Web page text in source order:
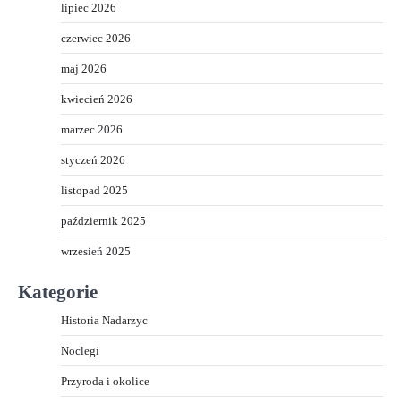
lipiec 2026
czerwiec 2026
maj 2026
kwiecień 2026
marzec 2026
styczeń 2026
listopad 2025
październik 2025
wrzesień 2025
Kategorie
Historia Nadarzyc
Noclegi
Przyroda i okolice